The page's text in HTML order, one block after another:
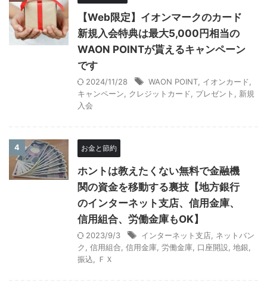
【Web限定】イオンマークのカード
新規入会特典は最大5,000円相当の
WAON POINTが貰えるキャンペーン
です
2024/11/28 WAON POINT イオンカード
キャンペーン
クレジットカード プレゼント
新規
入会
4 お金と節約
ホントは教えたくない無料で金融機
関の資金を移動する裏技【地方銀行
のインターネット支店、信用金庫、
信用組合、労働金庫もOK】
2023/9/3 インターネット支店 ネットバン
ク
信用組合 信用金庫 労働金庫 口座開設 地銀
振込
ＦＸ